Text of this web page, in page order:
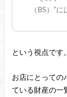
（BS）”
という視点です。
お店にとっての
ている財産の一